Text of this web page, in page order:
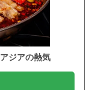
ジアの熱気